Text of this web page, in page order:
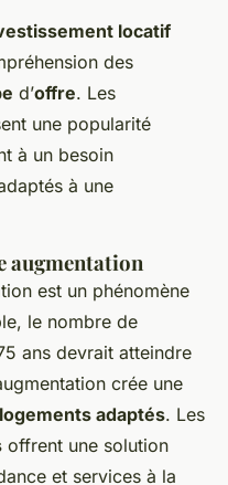
locatif
des
d’offre. Les
une popularité
à un besoin
à une
augmentation
est un phénomène
le nombre de
ans devrait atteindre
crée une
logements adaptés. Les
offrent une solution
et services à la